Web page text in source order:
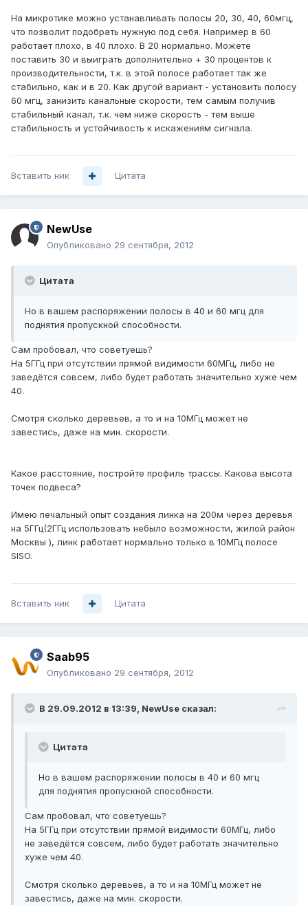
На микротике можно устанавливать полосы 20, 30, 40, 60мгц,
что позволит подобрать нужную под себя. Например в 60
работает плохо, в 40 плохо. В 20 нормально. Можете
поставить 30 и выиграть дополнительно + 30 процентов к
производительности, т.к. в этой полосе работает так же
стабильно, как и в 20. Как другой вариант - установить полосу
60 мгц, занизить канальные скорости, тем самым получив
стабильный канал, т.к. чем ниже скорость - тем выше
стабильность и устойчивость к искажениям сигнала.
Вставить ник Цитата
NewUse
Опубликовано 29 сентября, 2012
Цитата
Но в вашем распоряжении полосы в 40 и 60 мгц для
поднятия пропускной способности.
Сам пробовал, что советуешь?
На 5ГГц при отсутствии прямой видимости 60МГц, либо не
заведётся совсем, либо будет работать значительно хуже чем
40.
Смотря сколько деревьев, а то и на 10МГц может не
завестись, даже на мин. скорости.
Какое расстояние, постройте профиль трассы. Какова высота
точек подвеса?
Имею печальный опыт создания линка на 200м через деревья
на 5ГГц(2ГГц использовать небыло возможности, жилой район
Москвы ), линк работает нормально только в 10МГц полосе
SISO.
Вставить ник Цитата
Saab95
Опубликовано 29 сентября, 2012
В 29.09.2012 в 13:39, NewUse сказал:
Цитата
Но в вашем распоряжении полосы в 40 и 60 мгц
для поднятия пропускной способности.
Сам пробовал, что советуешь?
На 5ГГц при отсутствии прямой видимости 60МГц, либо
не заведётся совсем, либо будет работать значительно
хуже чем 40.
Смотря сколько деревьев, а то и на 10МГц может не
завестись, даже на мин. скорости.